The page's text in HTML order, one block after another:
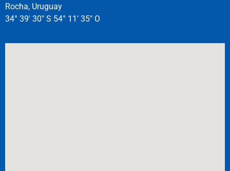
Rocha, Uruguay
34° 39′ 30″ S 54° 11′ 35″ O